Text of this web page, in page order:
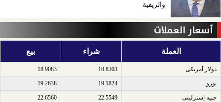
والريفية
أسعار العملات
العملة شراء بيع
دولار أمريكى​ 18.8303
18.9083
يورو​ 19.1824
19.2638
جنيه إسترلينى​ 22.5549
22.6560